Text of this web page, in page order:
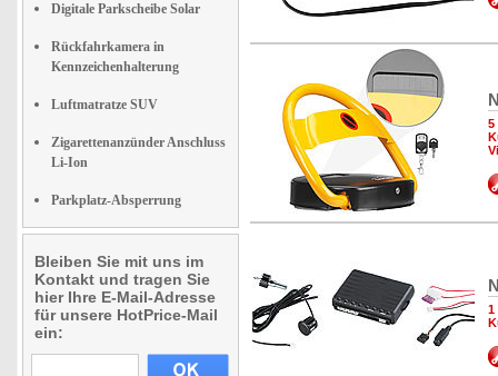
Digitale Parkscheibe Solar
Rückfahrkamera in
Kennzeichenhalterung
Luftmatratze SUV
Zigarettenanzünder Anschluss
Li-Ion
Parkplatz-Absperrung
Bleiben Sie mit uns im
Kontakt und tragen Sie
hier Ihre E-Mail-Adresse
für unsere HotPrice-Mail
ein:
5
1